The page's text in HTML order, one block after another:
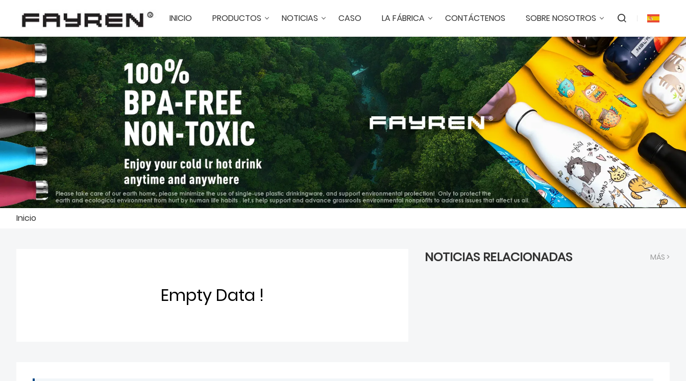
INICIO PRODUCTOS NOTICIAS CASO LA FÁBRICA CONTÁCTENOS SOBRE NOSOTROS
Inicio
Empty Data !
NOTICIAS RELACIONADAS MÁS >